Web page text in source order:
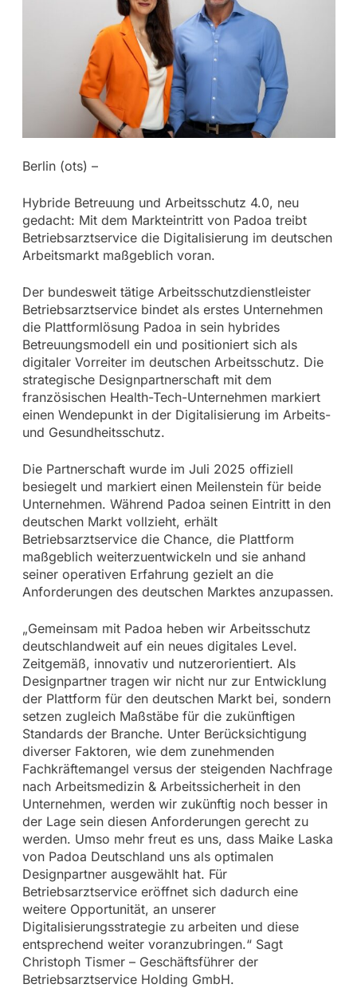
Berlin (ots) –
Hybride Betreuung und Arbeitsschutz 4.0, neu
gedacht: Mit dem Markteintritt von Padoa treibt
Betriebsarztservice die Digitalisierung im deutschen
Arbeitsmarkt maßgeblich voran.
Der bundesweit tätige Arbeitsschutzdienstleister
Betriebsarztservice bindet als erstes Unternehmen
die Plattformlösung Padoa in sein hybrides
Betreuungsmodell ein und positioniert sich als
digitaler Vorreiter im deutschen Arbeitsschutz. Die
strategische Designpartnerschaft mit dem
französischen Health-Tech-Unternehmen markiert
einen Wendepunkt in der Digitalisierung im Arbeits-
und Gesundheitsschutz.
Die Partnerschaft wurde im Juli 2025 offiziell
besiegelt und markiert einen Meilenstein für beide
Unternehmen. Während Padoa seinen Eintritt in den
deutschen Markt vollzieht, erhält
Betriebsarztservice die Chance, die Plattform
maßgeblich weiterzuentwickeln und sie anhand
seiner operativen Erfahrung gezielt an die
Anforderungen des deutschen Marktes anzupassen.
„Gemeinsam mit Padoa heben wir Arbeitsschutz
deutschlandweit auf ein neues digitales Level.
Zeitgemäß, innovativ und nutzerorientiert. Als
Designpartner tragen wir nicht nur zur Entwicklung
der Plattform für den deutschen Markt bei, sondern
setzen zugleich Maßstäbe für die zukünftigen
Standards der Branche. Unter Berücksichtigung
diverser Faktoren, wie dem zunehmenden
Fachkräftemangel versus der steigenden Nachfrage
nach Arbeitsmedizin & Arbeitssicherheit in den
Unternehmen, werden wir zukünftig noch besser in
der Lage sein diesen Anforderungen gerecht zu
werden. Umso mehr freut es uns, dass Maike Laska
von Padoa Deutschland uns als optimalen
Designpartner ausgewählt hat. Für
Betriebsarztservice eröffnet sich dadurch eine
weitere Opportunität, an unserer
Digitalisierungsstrategie zu arbeiten und diese
entsprechend weiter voranzubringen.“ Sagt
Christoph Tismer – Geschäftsführer der
Betriebsarztservice Holding GmbH.